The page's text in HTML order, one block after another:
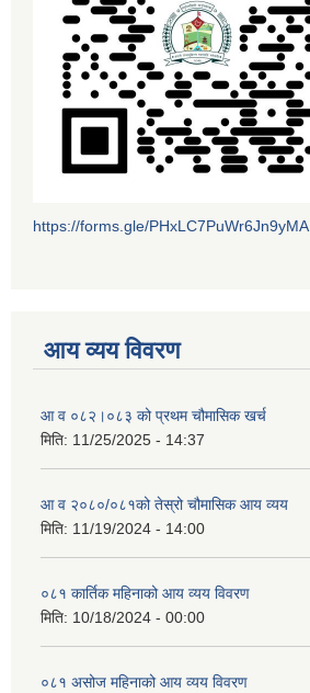
https://forms.gle/PHxLC7PuWr6Jn9yMA
आय व्यय विवरण
आ व ०८२।०८३ को प्रथम चौमासिक खर्च
मिति: 11/25/2025 - 14:37
आ व २०८०/०८१को तेस्रो चौमासिक आय व्यय
मिति: 11/19/2024 - 14:00
०८१ कार्तिक महिनाको आय व्यय विवरण
मिति: 10/18/2024 - 00:00
०८१ असोज महिनाको आय व्यय विवरण